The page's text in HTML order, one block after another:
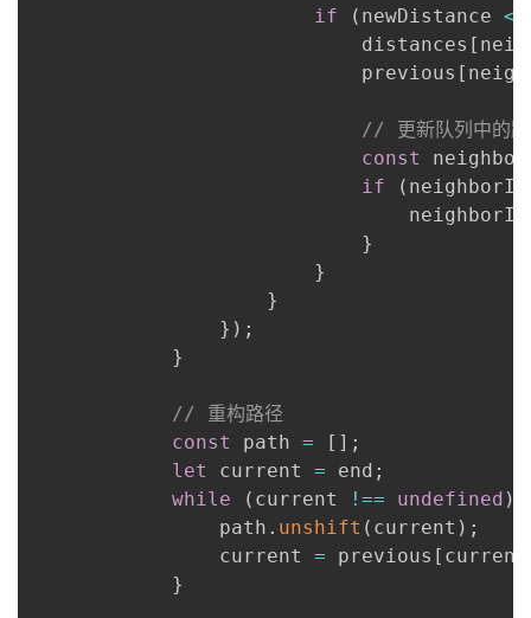
if ( newDistance <
                            distances
[
                            previous
[
// 更新队列中的
const
if
(
}
}
}
} ) ;
}
// 重构路径
const
path = [ ] ;
let
current = end ;
while
( current !== undefined )
                path
. unshift ( current ) ;
                current
= previous [ current
}